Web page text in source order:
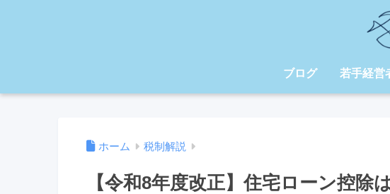
ブログ 若手経営
ホーム 税制解説
【令和8年度改正】住宅ローン控除